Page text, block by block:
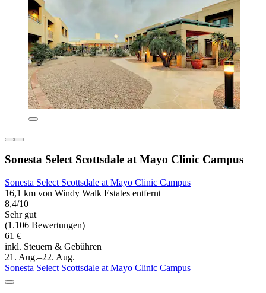
Sonesta Select Scottsdale at Mayo Clinic Campus
Sonesta Select Scottsdale at Mayo Clinic Campus
16,1 km von Windy Walk Estates entfernt
8,4/10
Sehr gut
(1.106 Bewertungen)
61 €
inkl. Steuern & Gebühren
21. Aug.–22. Aug.
Sonesta Select Scottsdale at Mayo Clinic Campus